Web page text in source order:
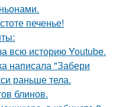
печенье!
всю историю Youtube.
написала "Забери
раньше тела.
блинов.